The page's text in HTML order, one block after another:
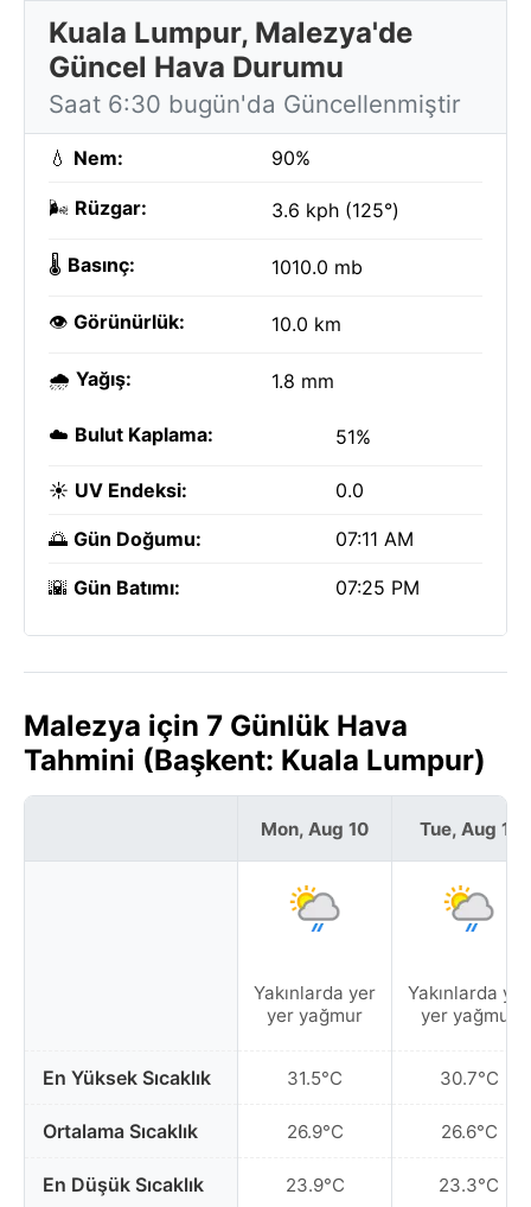
Kuala Lumpur, Malezya'de
Güncel Hava Durumu
Saat 6:30 bugün'da Güncellenmiştir
💧 Nem: 90%
🌬️ Rüzgar: 3.6 kph (125°)
🌡️ Basınç: 1010.0 mb
👁️ Görünürlük: 10.0 km
🌧️ Yağış: 1.8 mm
☁️ Bulut Kaplama: 51%
☀️ UV Endeksi: 0.0
🌅 Gün Doğumu: 07:11 AM
🌇 Gün Batımı: 07:25 PM
Malezya için 7 Günlük Hava
Tahmini (Başkent: Kuala Lumpur)
En Yüksek Sıcaklık
Ortalama Sıcaklık
En Düşük Sıcaklık
Mon, Aug 10
Yakınlarda yer
yer yağmur
31.5°C
26.9°C
23.9°C
Tue, Aug 11
Yakınlarda yer
yer yağmur
30.7°C
26.6°C
23.3°C